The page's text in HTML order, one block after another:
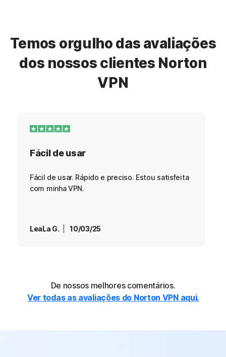
Temos orgulho das avaliações
dos nossos clientes Norton
VPN
Fácil de usar
Fácil de usar. Rápido e preciso. Estou satisfeita
com minha VPN.
LeaLa G. 10/03/25
De nossos melhores comentários.
Ver todas as avaliações do Norton VPN aqui.